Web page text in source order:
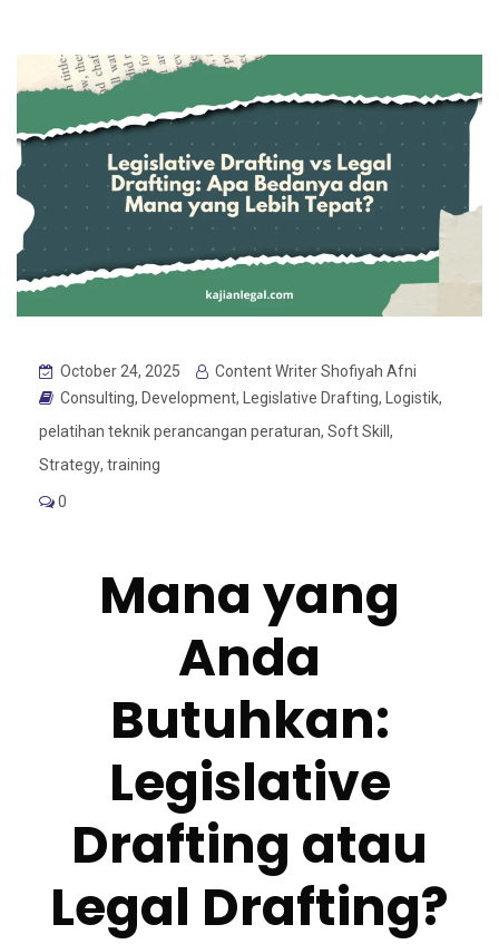
October 24, 2025
Content Writer Shofiyah Afni
Consulting, Development, Legislative Drafting, Logistik,
pelatihan teknik perancangan peraturan, Soft Skill ,
Strategy, training
0
Mana yang
Anda
Butuhkan:
Legislative
Drafting atau
Legal Drafting?